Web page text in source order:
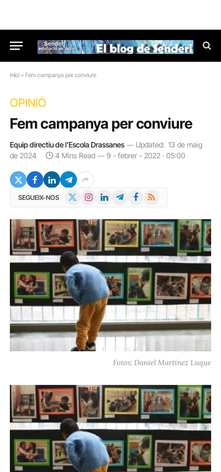
Inici » Fem campanya per conviure
OPINIÓ
Fem campanya per conviure
Equip directiu de l'Escola Drassanes Updated: 13 de maig
de 2024
4 Mins Read 9 - febrer - 2022 · 05:00
SEGUEIX-NOS InstagramLinkedInTelegramFacebook
RSS
Fotos: Daniel Martínez Luque